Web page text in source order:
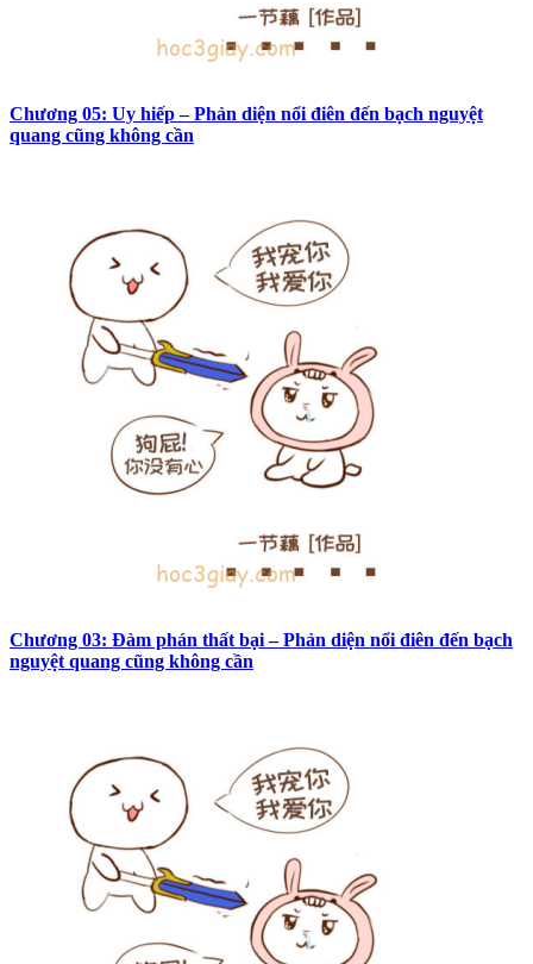
Chương 05: Uy hiếp – Phản diện nổi điên đến bạch nguyệt
quang cũng không cần
Chương 03: Đàm phán thất bại – Phản diện nổi điên đến bạch
nguyệt quang cũng không cần